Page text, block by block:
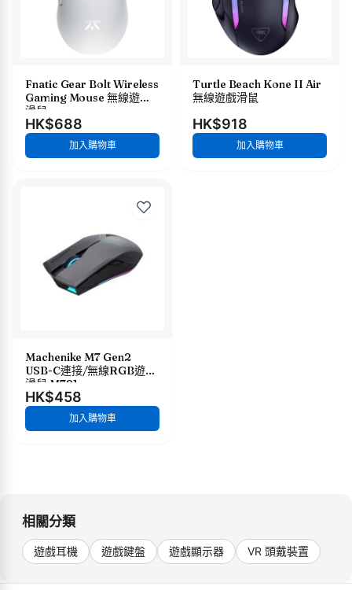
Fnatic Gear Bolt Wireless
Gaming Mouse 無線遊戲
滑鼠
HK$688
加入購物車
Turtle Beach Kone II Air
無線遊戲滑鼠
HK$918
加入購物車
Machenike M7 Gen2
USB-C連接/無線RGB遊戲
滑鼠 M721
HK$458
加入購物車
相關分類
遊戲耳機 遊戲鍵盤 遊戲顯示器 VR 頭戴裝置